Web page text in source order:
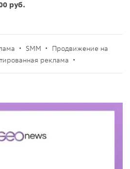
руб.
• SMM •
Продвижение на
реклама •